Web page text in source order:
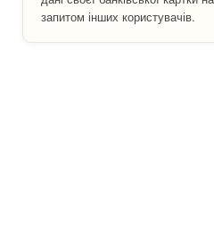
запитом інших користувачів.